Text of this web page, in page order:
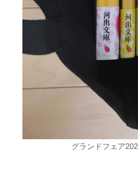
グランドフェア